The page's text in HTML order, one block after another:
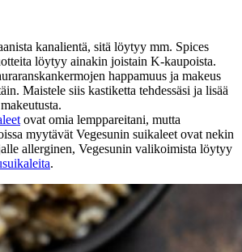
kanalientä, sitä löytyy mm. Spices
löytyy ainakin joistain K-kaupoista.
happamuus ja makeus
Maistele siis kastiketta tehdessäsi ja lisää
ovat omia lemppareitani, mutta
myytävät Vegesunin suikaleet ovat nekin
allerginen, Vegesunin valikoimista löytyy
.